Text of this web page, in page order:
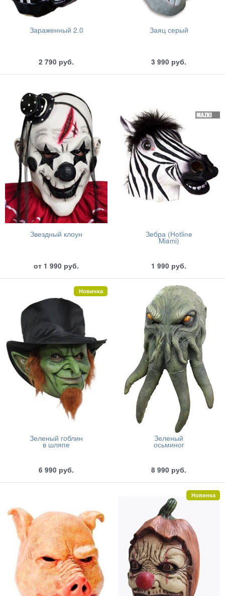
Зараженный 2.0
2 790 руб.
Заяц серый
3 990 руб.
Звездный клоун
от 1 990 руб.
Зебра (Hotline
Miami)
1 990 руб.
Зеленый гоблин
в шляпе
6 990 руб.
Новинка
Зеленый
осьминог
8 990 руб.
Новинка